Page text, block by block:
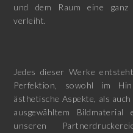
und dem Raum eine ganz
verleiht.
Jedes dieser Werke
Perfektion, sowohl im
ästhetische Aspekte, als
ausgewähltem
unseren